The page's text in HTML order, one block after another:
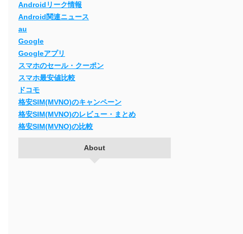
Androidリーク情報
Android関連ニュース
au
Google
Googleアプリ
スマホのセール・クーポン
スマホ最安値比較
ドコモ
格安SIM(MVNO)のキャンペーン
格安SIM(MVNO)のレビュー・まとめ
格安SIM(MVNO)の比較
About